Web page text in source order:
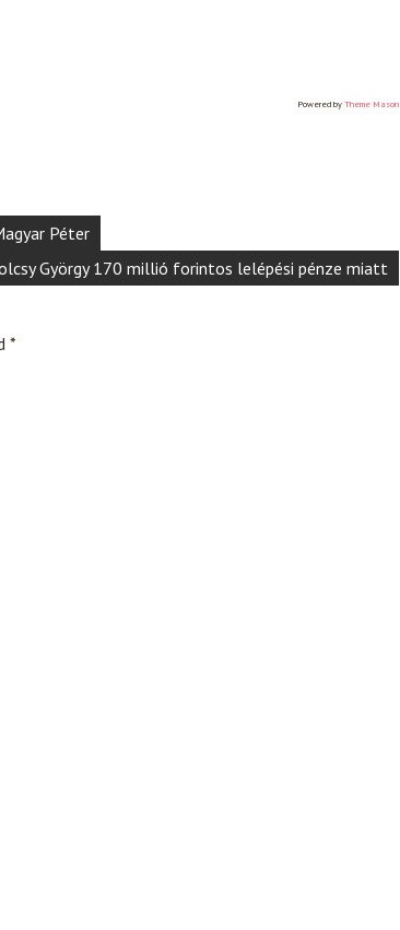
Powered by Theme Mason
Péter
György 170 millió forintos lelépési pénze miatt
*